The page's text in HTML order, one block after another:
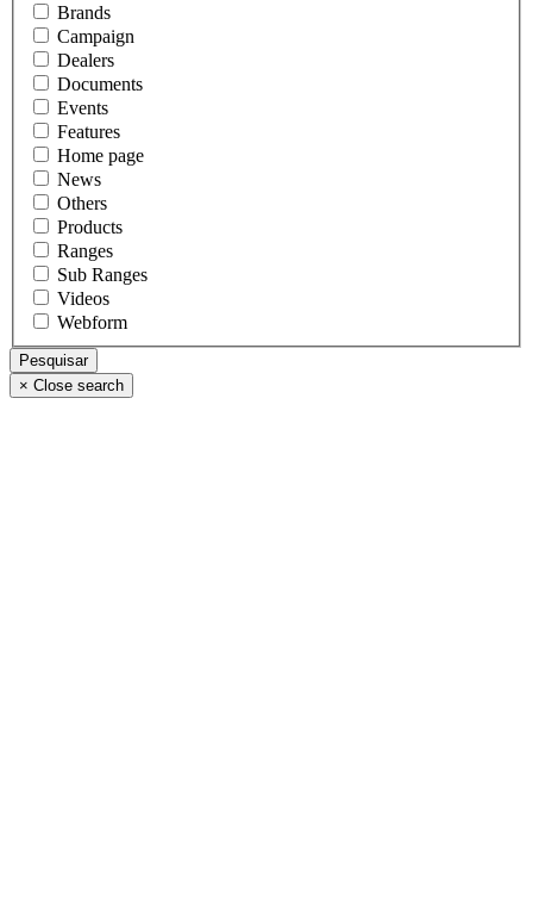
Brands
Campaign
Dealers
Documents
Events
Features
Home page
News
Others
Products
Ranges
Sub Ranges
Videos
Webform
× Close search